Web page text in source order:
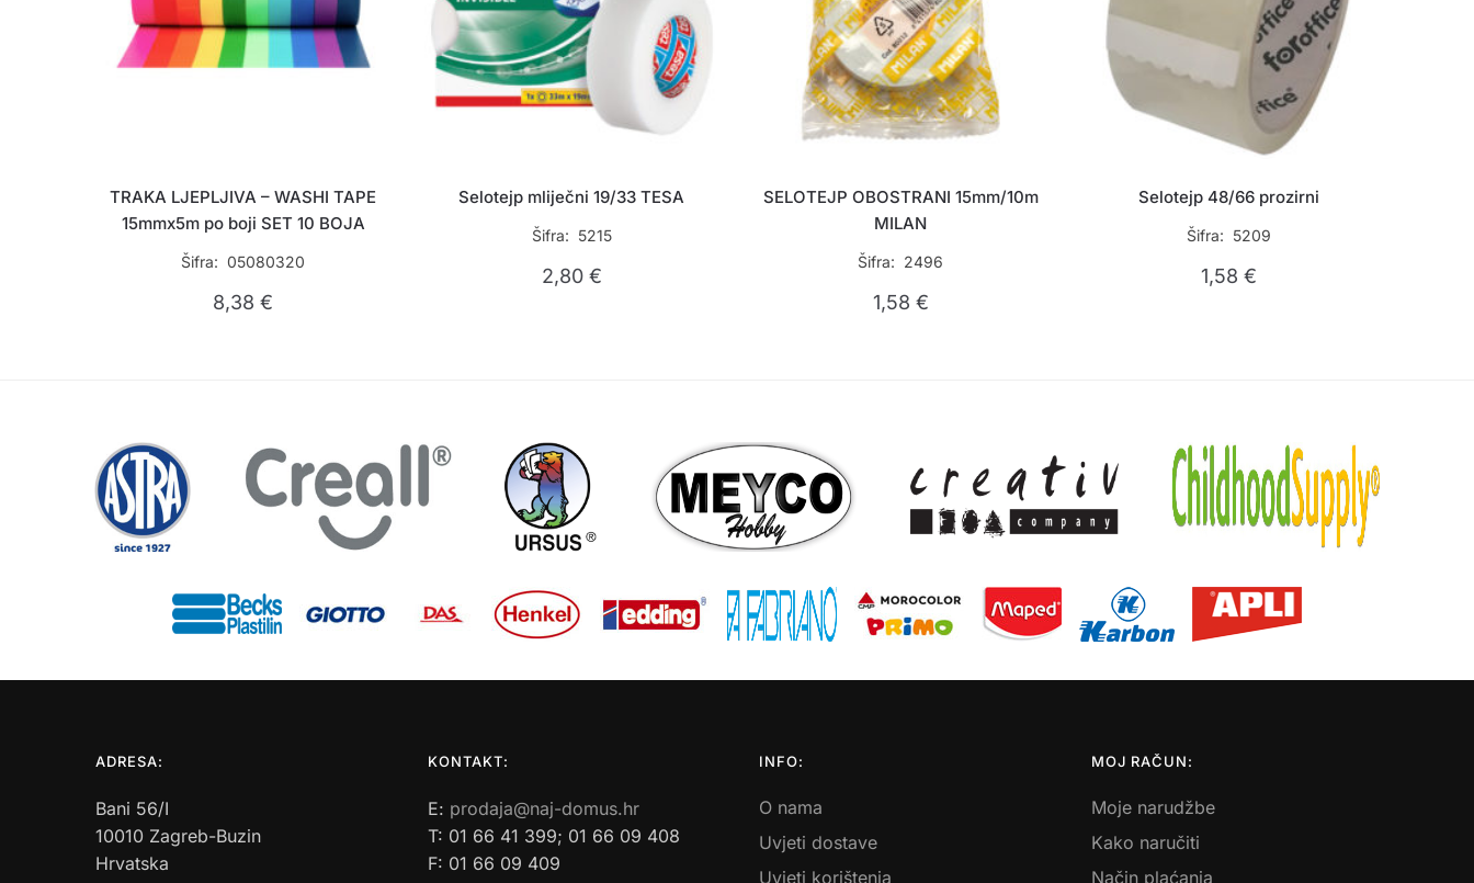
TRAKA LJEPLJIVA – WASHI TAPE
15mmx5m po boji SET 10 BOJA
Šifra: 05080320
8,38€
Selotejp mliječni 19/33 TESA
Šifra: 5215
2,80 €
SELOTEJP OBOSTRANI 15mm/10m
MILAN
Šifra: 2496
1,58 €
Selotejp 48/66 prozirni
Šifra: 5209
1,58€
ADRESA:
Bani 56/I
10010 Zagreb-Buzin
Hrvatska
KONTAKT:
E: prodaja@naj-domus.hr
T: 01 66 41 399; 01 66 09 408
F: 01 66 09 409
INFO:
O nama
Uvjeti dostave
Uvjeti korištenja
MOJ RAČUN:
Moje narudžbe
Kako naručiti
Način plaćanja